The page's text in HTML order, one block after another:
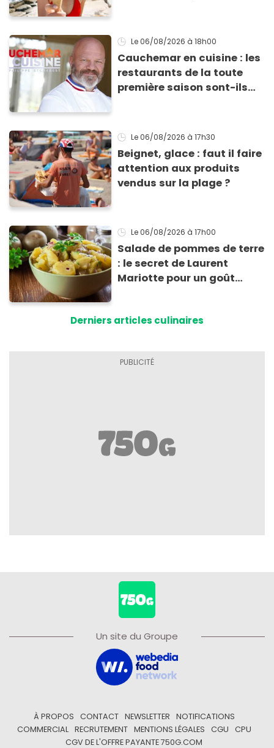
ne fondent !
Le 06/08/2026 à 18h00
Cauchemar en cuisine : les
restaurants de la toute
première saison sont-ils
Le 06/08/2026 à 17h30
Beignet, glace : faut il faire
attention aux produits
vendus sur la plage ?
Le 06/08/2026 à 17h00
Salade de pommes de terre
: le secret de Laurent
Mariotte pour un goût
Derniers articles culinaires
Un site du Groupe
À PROPOS CONTACT NEWSLETTER
NOTIFICATIONS
COMMERCIAL
RECRUTEMENT MENTIONS LÉGALES CGU
CPU
CGV DE L'OFFRE PAYANTE 750G.COM